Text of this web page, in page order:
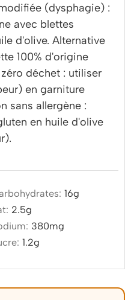
(dysphagie) :
avec blettes
d'olive. Alternative
100% d'origine
déchet : utiliser
en garniture
sans allergène :
en huile d'olive
16g
2.5g
380mg
1.2g